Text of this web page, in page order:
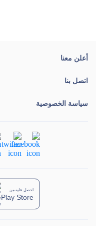
أعلن معنا
اتصل بنا
سياسة الخصوصية
احصل عليه من
Play Store